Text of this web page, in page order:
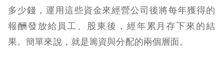
多少錢，運用這些資金來經營公司後將每年獲得的
報酬發放給員工、股東後，經年累月存下來的結
果。簡單來說，就是籌資與分配的兩個層面。